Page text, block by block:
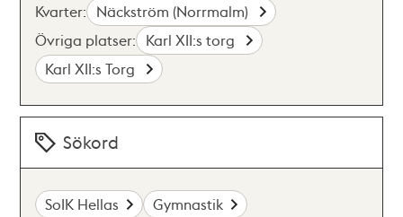
Kvarter: Näckström (Norrmalm)
Övriga platser: Karl XII:s torg
Karl XII:s Torg
Sökord
SoIK Hellas Gymnastik